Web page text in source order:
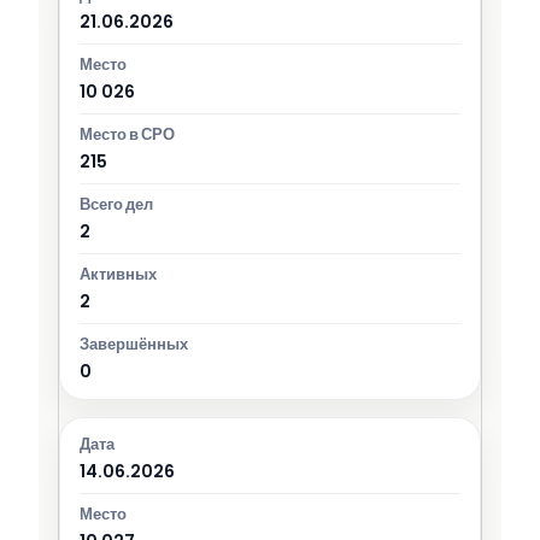
21.06.2026
10 026
215
2
2
0
14.06.2026